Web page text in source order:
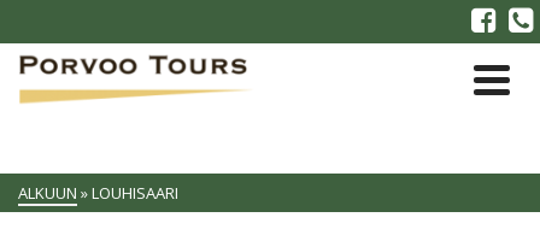
ALKUUN »LOUHISAARI